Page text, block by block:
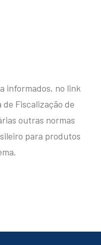
informados, no link
de Fiscalização de
outras normas
para produtos